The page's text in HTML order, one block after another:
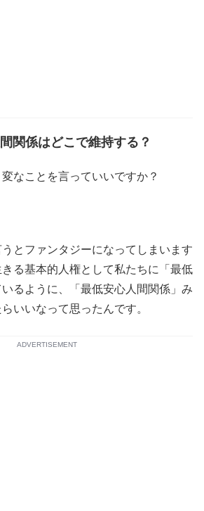
関係はどこで維持する？
なことを言っていいですか？
とファンタジーになってしまいます
る基本的人権として私たちに「最低
るように、「最低安心人間関係」み
いいなって思ったんです。
ADVERTISEMENT